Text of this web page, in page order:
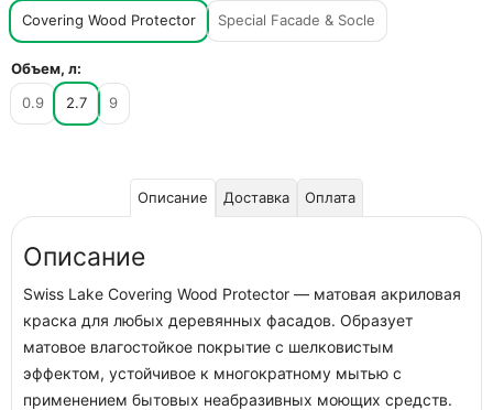
Covering Wood Protector
Special Facade & Socle
Объем, л:
0.9
2.7 9
Описание Доставка Оплата
Описание
Swiss Lake Covering Wood Protector — матовая акриловая
краска для любых деревянных фасадов. Образует
матовое влагостойкое покрытие с шелковистым
эффектом, устойчивое к многократному мытью с
применением бытовых неабразивных моющих средств.